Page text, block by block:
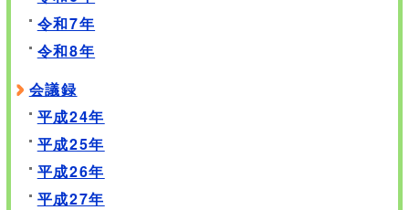
令和7年
令和8年
会議録
平成24年
平成25年
平成26年
平成27年